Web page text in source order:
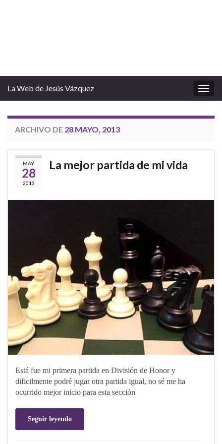
la
La Web de Jesús Vázquez
ARCHIVO DE 28 MAYO, 2013
MAY
28
2013
La mejor partida de mi vida
Está fue mi primera partida en División de Honor y
dificilmente podré jugar otra partida igual, no sé me ha
ocurrido mejor inicio para esta sección
Seguir leyendo